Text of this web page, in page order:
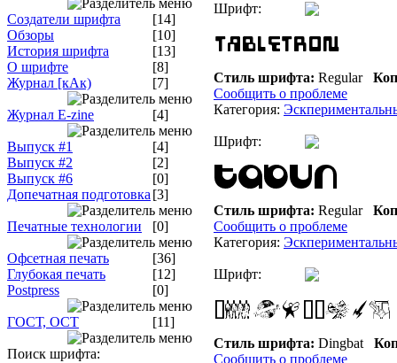
Создатели шрифта
[14]
Обзоры
[10]
История шрифта
[13]
О шрифте
[8]
Журнал [кАк)
[7]
Журнал E-zine [4]
Выпуск #1
[4]
Выпуск #2
[2]
Выпуск #6
[0]
Допечатная подготовка [3]
Печатные технологии [0]
Офсетная печать
[36]
Глубокая печать
[12]
Postpress
[0]
ГОСТ, ОСТ [11]
Поиск шрифта:
Шрифт:
Стиль шрифта: Regular
Сообщить о проблеме
Категория:
Шрифт:
Стиль шрифта: Regular
Сообщить о проблеме
Категория:
Шрифт:
Стиль шрифта: Dingbat
Сообщить о проблеме